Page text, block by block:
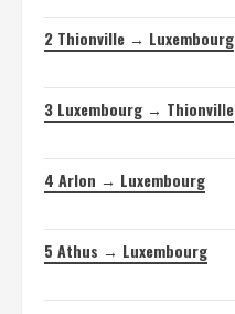
2 Thionville → Luxembourg
3 Luxembourg → Thionville
4 Arlon → Luxembourg
5 Athus → Luxembourg